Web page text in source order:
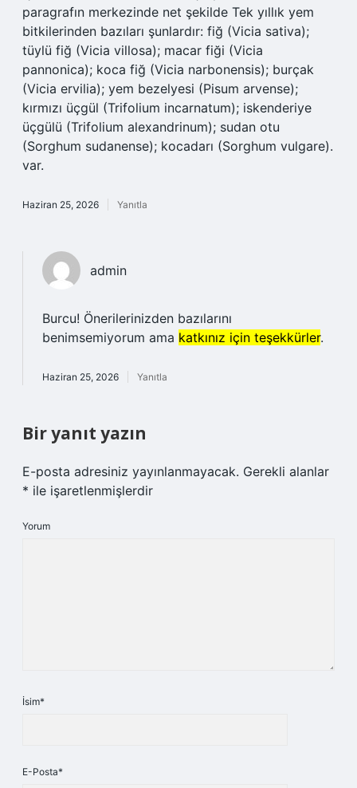
paragrafın merkezinde net şekilde Tek yıllık yem
bitkilerinden bazıları şunlardır: fiğ (Vicia sativa);
tüylü fiğ (Vicia villosa); macar fiği (Vicia
pannonica); koca fiğ (Vicia narbonensis); burçak
(Vicia ervilia); yem bezelyesi (Pisum arvense);
kırmızı üçgül (Trifolium incarnatum); iskenderiye
üçgülü (Trifolium alexandrinum); sudan otu
(Sorghum sudanense); kocadarı (Sorghum vulgare).
var.
Haziran 25, 2026 Yanıtla
admin
Burcu! Önerilerinizden bazılarını
benimsemiyorum ama katkınız için teşekkürler.
Haziran 25, 2026 Yanıtla
Bir yanıt yazın
E-posta adresiniz yayınlanmayacak. Gerekli alanlar
* ile işaretlenmişlerdir
Yorum
İsim*
E-Posta*